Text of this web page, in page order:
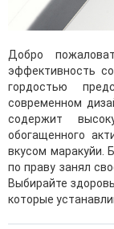
Добро
эффективность
гордостью
современном
содержит
обогащенного
вкусом маракуйи.
по праву занял
Выбирайте
которые